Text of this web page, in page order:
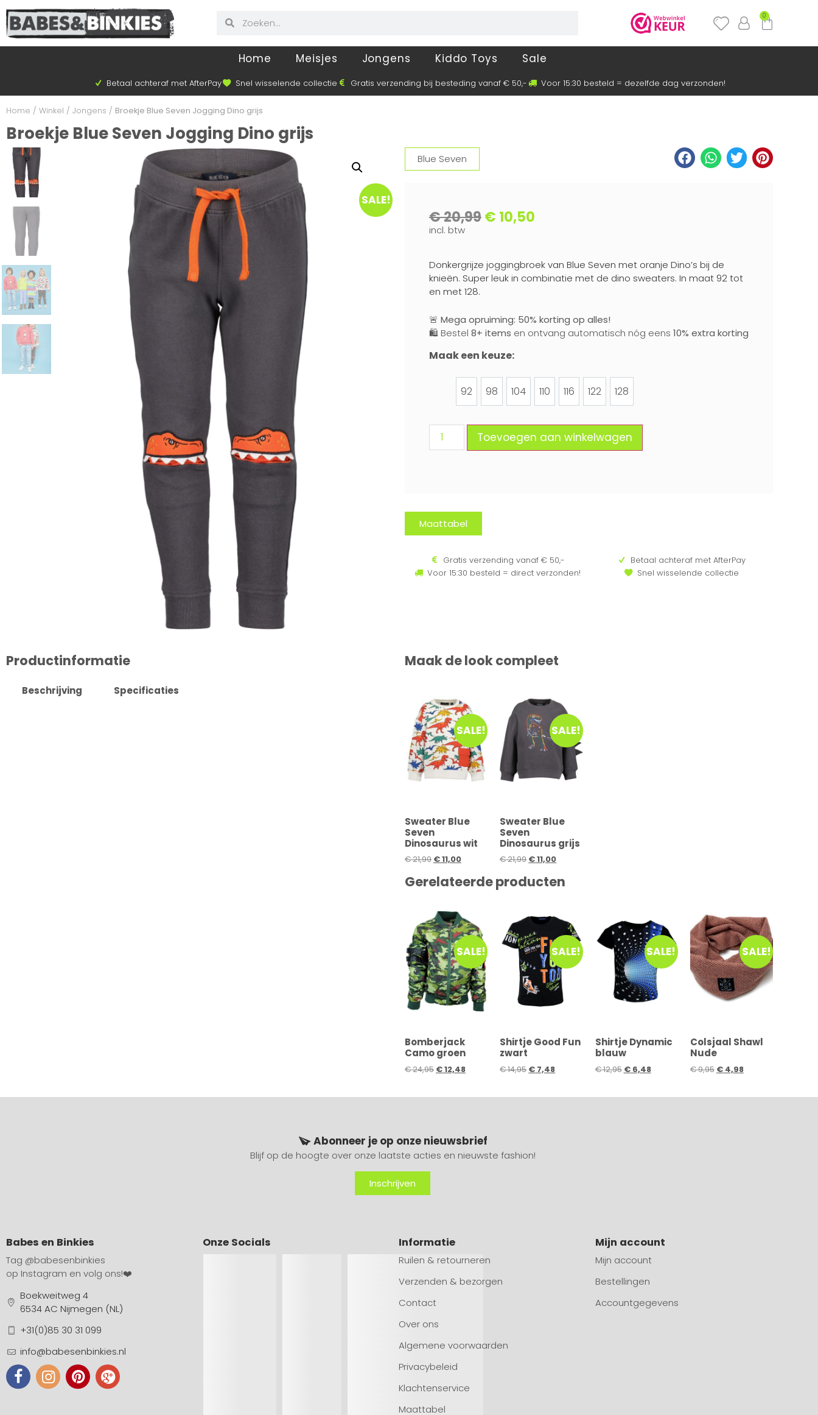
0
Home Meisjes Jongens Kiddo Toys Sale
Betaal achteraf met AfterPay Snel wisselende collectie Gratis verzending bij besteding vanaf € 50,- Voor 15:30 besteld = dezelfde dag verzonden!
Home / Winkel / Jongens / Broekje Blue Seven Jogging Dino grijs
Broekje Blue Seven Jogging Dino grijs
SALE!
Blue Seven
€20,99€ 10,50
incl. btw
Donkergrijze joggingbroek van Blue Seven met oranje Dino’s bij de
knieën. Super leuk in combinatie met de dino sweaters. In maat 92 tot
en met 128.
🚨 Mega opruiming: 50% korting op alles!
🛍️ Bestel 8+ items en ontvang automatisch nóg eens 10% extra korting
Maak een keuze:
92
92
98
98
104
104
110
110
116
116
122
122
128
128
Toevoegen aan winkelwagen
Maattabel
Gratis verzending vanaf € 50,-
Voor 15:30 besteld = direct verzonden!
Betaal achteraf met AfterPay
Snel wisselende collectie
Productinformatie
Beschrijving Specificaties
Maak de look compleet
SALE!
Sweater Blue
Seven
Dinosaurus wit
€21,99 €11,00
SALE!
Sweater Blue
Seven
Dinosaurus grijs
€21,99 €11,00
Gerelateerde producten
SALE!
Bomberjack
Camo groen
€24,95 €12,48
SALE!
Shirtje Good Fun
zwart
€14,95 € 7,48
SALE!
Shirtje Dynamic
blauw
€12,95 €6,48
SALE!
Colsjaal Shawl
Nude
€9,95 €4,98
Abonneer je op onze nieuwsbrief
Blijf op de hoogte over onze laatste acties en nieuwste fashion!
Inschrijven
Babes en Binkies
Tag @babesenbinkies
op Instagram en volg ons!❤️
Boekweitweg 4
6534 AC Nijmegen (NL)
+31(0)85 30 31 099
info@babesenbinkies.nl
Onze Socials Informatie
Ruilen & retourneren
Verzenden & bezorgen
Contact
Over ons
Algemene voorwaarden
Privacybeleid
Klachtenservice
Maattabel
Mijn account
Mijn account
Bestellingen
Accountgegevens